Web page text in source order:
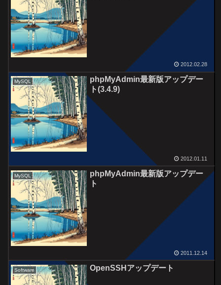
2012.02.28
MySQL
phpMyAdmin最新版アップデー
ト(3.4.9)
2012.01.11
MySQL
phpMyAdmin最新版アップデー
ト
2011.12.14
Software OpenSSHアップデート